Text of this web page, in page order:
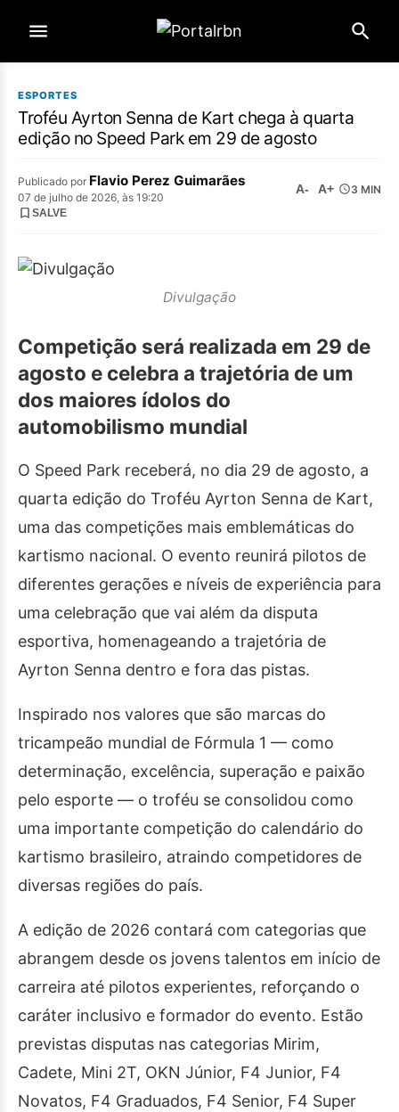
ESPORTES
Troféu Ayrton Senna de Kart chega à quarta
edição no Speed Park em 29 de agosto
Publicado por Flavio Perez Guimarães
07 de julho de 2026, às 19:20
A- A+ 3 MIN
SALVE
Divulgação
Competição será realizada em 29 de
agosto e celebra a trajetória de um
dos maiores ídolos do
automobilismo mundial
O Speed Park receberá, no dia 29 de agosto, a
quarta edição do Troféu Ayrton Senna de Kart,
uma das competições mais emblemáticas do
kartismo nacional. O evento reunirá pilotos de
diferentes gerações e níveis de experiência para
uma celebração que vai além da disputa
esportiva, homenageando a trajetória de
Ayrton Senna dentro e fora das pistas.
Inspirado nos valores que são marcas do
tricampeão mundial de Fórmula 1 — como
determinação, excelência, superação e paixão
pelo esporte — o troféu se consolidou como
uma importante competição do calendário do
kartismo brasileiro, atraindo competidores de
diversas regiões do país.
A edição de 2026 contará com categorias que
abrangem desde os jovens talentos em início de
carreira até pilotos experientes, reforçando o
caráter inclusivo e formador do evento. Estão
previstas disputas nas categorias Mirim,
Cadete, Mini 2T, OKN Júnior, F4 Junior, F4
Novatos, F4 Graduados, F4 Senior, F4 Super